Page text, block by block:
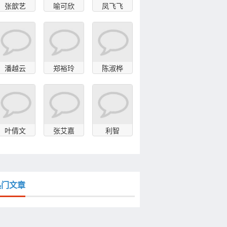
张歆艺 喻可欣 凤飞飞
潘越云 郑裕玲 陈淑桦
叶倩文 张艾嘉 利智
文章